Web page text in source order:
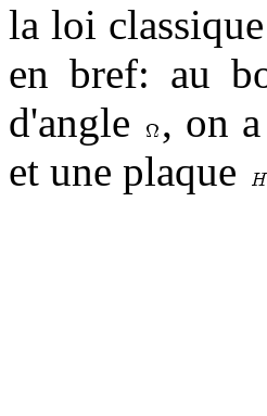
la loi
en bref: au
d'angle
, on
et une plaque